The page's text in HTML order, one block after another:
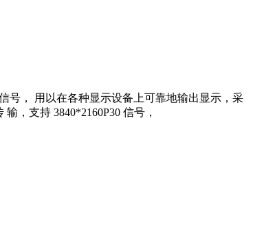
号， 用以在各种显示设备上可靠地输出显示，采
，支持 3840*2160P30 信号，